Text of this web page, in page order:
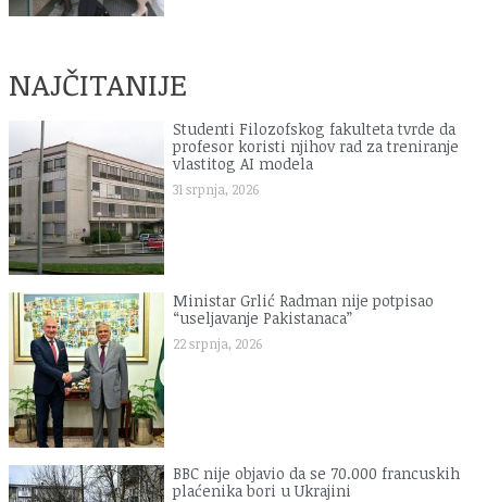
NAJČITANIJE
Studenti Filozofskog fakulteta tvrde da
profesor koristi njihov rad za treniranje
vlastitog AI modela
31 srpnja, 2026
Ministar Grlić Radman nije potpisao
“useljavanje Pakistanaca”
22 srpnja, 2026
BBC nije objavio da se 70.000 francuskih
plaćenika bori u Ukrajini